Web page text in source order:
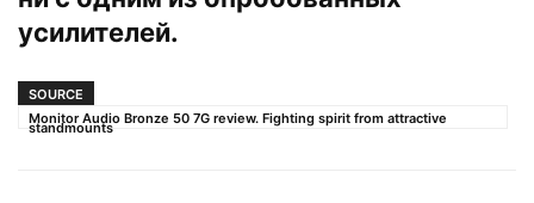
усилителей.
SOURCE
Monitor Audio Bronze 50 7G review. Fighting spirit from attractive
standmounts